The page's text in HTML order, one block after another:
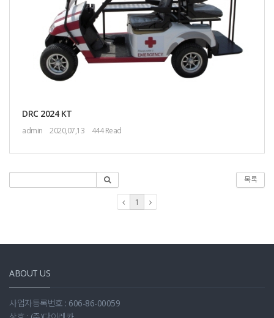
DRC 2024 KT
admin 2020,07,13 444 Read
목록
1
ABOUT US
사업자등록번호 : 606-86-00059